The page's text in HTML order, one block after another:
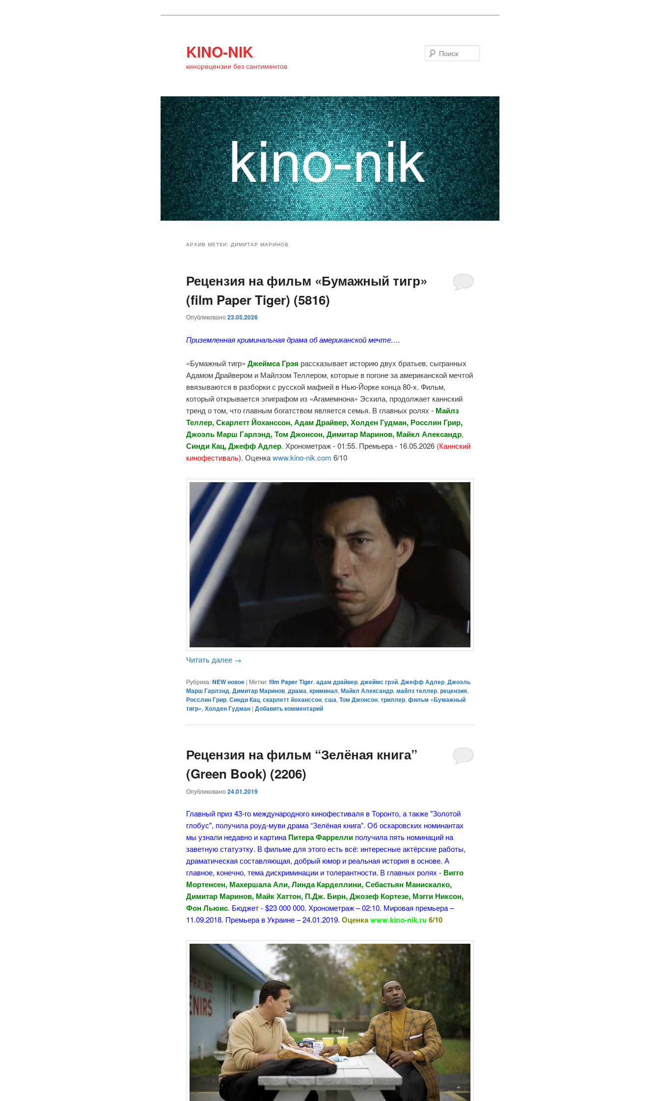
KINO-NIK
кинорецензии без сантиментов
основному
содержимому
дополнительному
содержимому
АРХИВ МЕТКИ: ДИМИТАР МАРИНОВ
Рецензия на фильм «Бумажный тигр»
(film Paper Tiger) (5816)
Опубликовано23.05.2026
Приземленная криминальная драма об американской мечте….
«Бумажный тигр»Джеймса Грэя рассказывает историю двух братьев, сыгранных
Адамом Драйвером и Майлзом Теллером, которые в погоне за американской мечтой
ввязываются в разборки с русской мафией в Нью-Йорке конца 80-х. Фильм,
который открывается эпиграфом из «Агамемнона» Эсхила, продолжает каннский
тренд о том, что главным богатством является семья. В главных ролях - Майлз
Теллер, Скарлетт Йоханссон, Адам Драйвер, Холден Гудман, Росслин Грир,
Джоэль Марш Гарлэнд, Том Джонсон, Димитар Маринов, Майкл Александр,
Синди Кац, Джефф Адлер. Хронометраж - 01:55. Премьера - 16.05.2026 (Каннский
кинофестиваль). Оценкаwww.kino-nik.com 6/10
Читать далее →
Рубрика: NEW новое | Метки: film Paper Tiger,адам драйвер,джеймс грэй,Джефф Адлер,Джоэль
Марш Гарлэнд,Димитар Маринов,драма,криминал,Майкл Александр,майлз теллер,рецензия,
Росслин Грир,Синди Кац,скарлетт йоханссон,сша,Том Джонсон,триллер,фильм «Бумажный
тигр»,Холден Гудман |Добавить комментарий
Рецензия на фильм “Зелёная книга”
(Green Book) (2206)
Опубликовано24.01.2019
Главный приз 43-го международного кинофестиваля в Торонто, а также "Золотой
глобус", получила роуд-муви драма “Зелёная книга”. Об оскаровских номинантах
мы узнали недавно и картина Питера Фаррелли получила пять номинаций на
заветную статуэтку. В фильме для этого есть всё: интересные актёрские работы,
драматическая составляющая, добрый юмор и реальная история в основе. А
главное, конечно, тема дискриминации и толерантности. В главных ролях - Вигго
Мортенсен, Махершала Али, Линда Карделлини, Себастьян Манискалко,
Димитар Маринов, Майк Хаттон, П.Дж. Бирн, Джозеф Кортезе, Мэгги Никсон,
Фон Льюис. Бюджет - $23 000 000. Хронометраж – 02:10. Мировая премьера –
11.09.2018. Премьера в Украине – 24.01.2019.Оценкаwww.kino-nik.ru6/10